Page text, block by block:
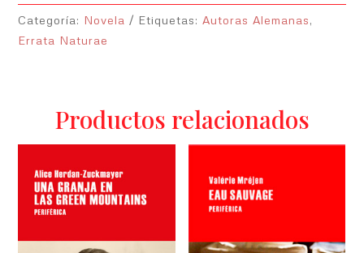
Categoría: Novela Etiquetas:Autoras Alemanas,
Errata Naturae
Productos relacionados